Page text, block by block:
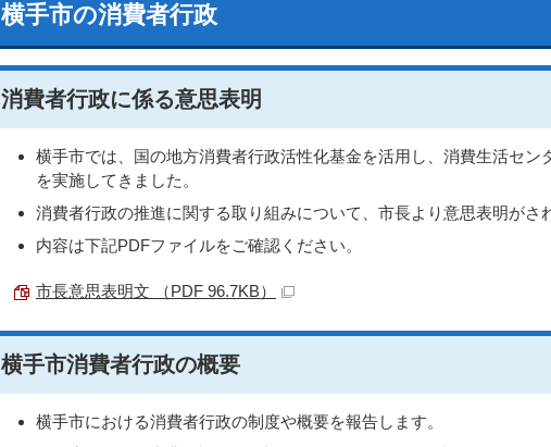
横手市の消費者行政
消費者行政に係る意思表明
横手市では、国の地方消費者行政活性化基金を活用し、消費生活セ
を実施してきました。
消費者行政の推進に関する取り組みについて、市長より意思表明がさ
内容は下記PDFファイルをご確認ください。
市長意思表明文 （PDF 96.7KB）
横手市消費者行政の概要
横手市における消費者行政の制度や概要を報告します。